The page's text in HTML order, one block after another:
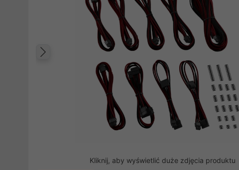
Poprzedni
Kliknij, aby wyświetlić duże zdjęcia produktu